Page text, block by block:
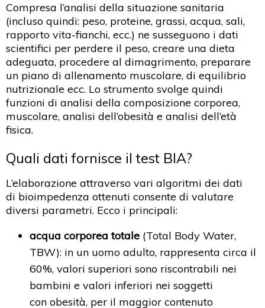
Compresa l’analisi della situazione sanitaria
(incluso quindi: peso, proteine, grassi, acqua, sali,
rapporto vita-fianchi, ecc.) ne susseguono i dati
scientifici per perdere il peso, creare una dieta
adeguata, procedere al dimagrimento, preparare
un piano di allenamento muscolare, di equilibrio
nutrizionale ecc. Lo strumento svolge quindi
funzioni di analisi della composizione corporea,
muscolare, analisi dell’obesità e analisi dell’età
fisica.
Quali dati fornisce il test BIA?
L’elaborazione attraverso vari algoritmi dei dati
di bioimpedenza ottenuti consente di valutare
diversi parametri. Ecco i principali:
acqua corporea totale (Total Body Water,
TBW): in un uomo adulto, rappresenta circa il
60%, valori superiori sono riscontrabili nei
bambini e valori inferiori nei soggetti
con obesità, per il maggior contenuto